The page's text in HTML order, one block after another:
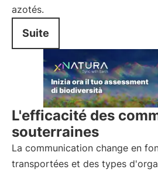
azotés.
Suite
L'efficacité des
souterraines
La communication change en
transportées et des types